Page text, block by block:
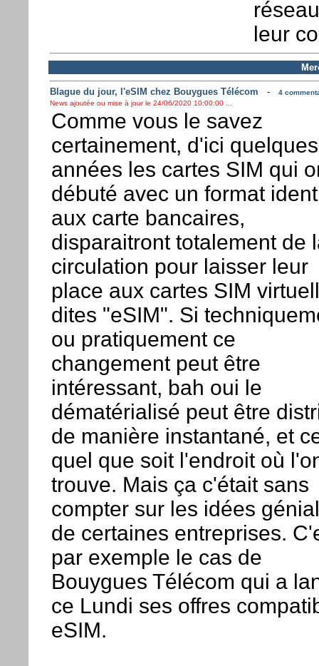
leur
Blague du jour, l'eSIM chez Bouygues Télécom -
4
News ajoutée ou mise à jour le 24/06/2020 10:00:00 ...
Comme vous le savez
certainement, d'ici quelques
années les cartes SIM qui
débuté avec un format
aux carte bancaires,
disparaitront totalement de
circulation pour laisser leur
place aux cartes SIM
dites "eSIM". Si
ou pratiquement ce
changement peut être
intéressant, bah oui le
dématérialisé peut être
de manière instantané, et
quel que soit l'endroit où
trouve. Mais ça c'était sans
compter sur les idées
de certaines entreprises.
par exemple le cas de
Bouygues Télécom qui a
ce Lundi ses offres
eSIM.